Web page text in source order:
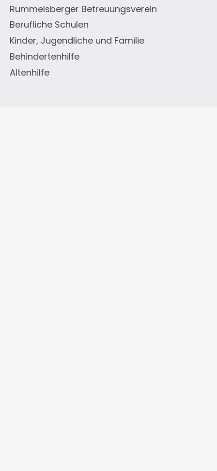
Altenhilfe
Behindertenhilfe
Kinder, Jugendliche und Familie
Berufliche Schulen
Rummelsberger Betreuungsverein